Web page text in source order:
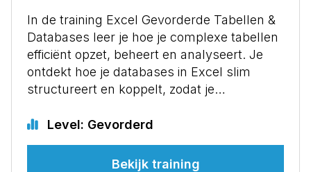
In de training Excel Gevorderde Tabellen &
Databases leer je hoe je complexe tabellen
efficiënt opzet, beheert en analyseert. Je
ontdekt hoe je databases in Excel slim
structureert en koppelt, zodat je…
Level: Gevorderd
Bekijk training